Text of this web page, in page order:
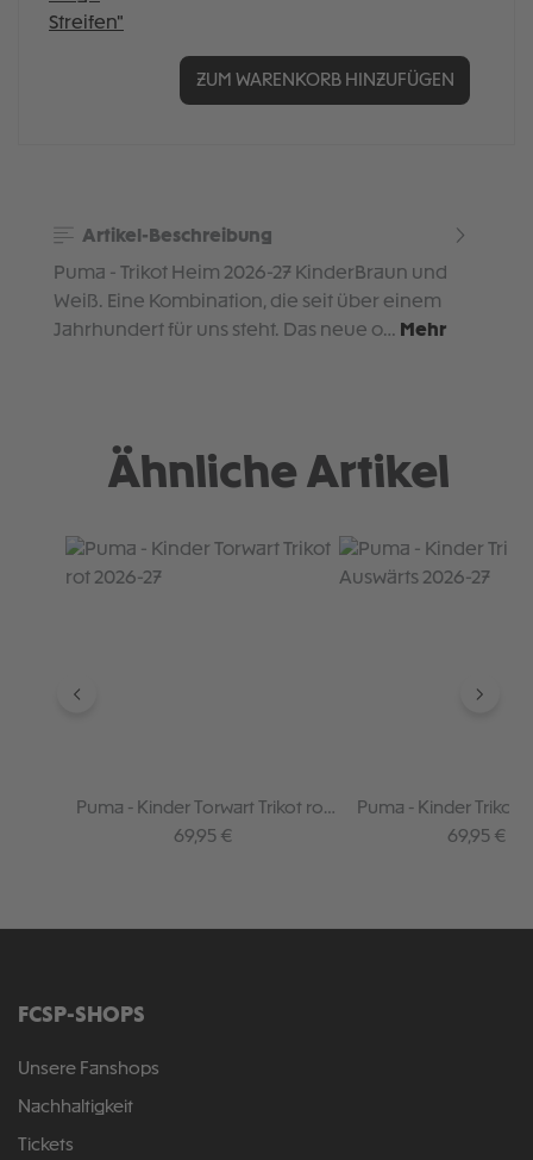
ZUM WARENKORB HINZUFÜGEN
Artikel-Beschreibung
Puma - Trikot Heim 2026-27 KinderBraun und
Weiß. Eine Kombination, die seit über einem
Jahrhundert für uns steht. Das neue o… Mehr
Ähnliche Artikel
Produktgalerie überspringen
Puma - Kinder Torwart Trikot rot
2026-27
Regulärer Preis:
69,95 €
Puma - Kinder Trikot
2026-27
Regulärer
69,95 €
FCSP-SHOPS
Unsere Fanshops
Nachhaltigkeit
Tickets